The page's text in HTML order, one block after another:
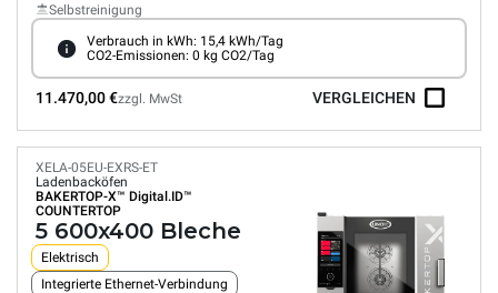
Selbstreinigung
Verbrauch in kWh: 15,4 kWh/Tag
CO2-Emissionen: 0 kg CO2/Tag
11.470,00 €zzgl. MwSt VERGLEICHEN
XELA-05EU-EXRS-ET
Ladenbacköfen
BAKERTOP-X™ Digital.ID™
COUNTERTOP
5 600x400 Bleche
Elektrisch
Integrierte Ethernet-Verbindung